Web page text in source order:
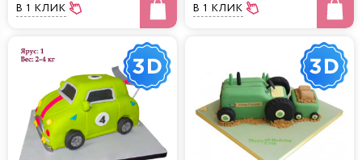
В 1 КЛИК В 1 КЛИК